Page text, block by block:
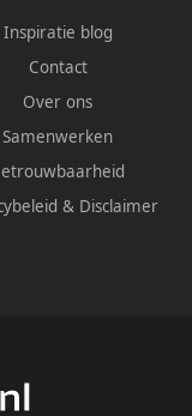
Inspiratie blog
Contact
Over ons
Samenwerken
& Disclaimer